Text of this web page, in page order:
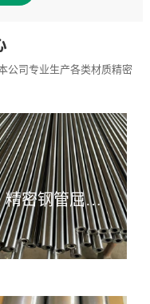
公司专业生产各类材质精密
精密钢管屈服
点